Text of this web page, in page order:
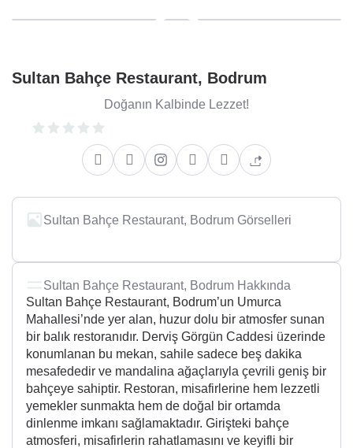
Sultan Bahçe Restaurant, Bodrum
Doğanın Kalbinde Lezzet!
Sultan Bahçe Restaurant, Bodrum Görselleri
Sultan Bahçe Restaurant, Bodrum Hakkında
Sultan Bahçe Restaurant, Bodrum’un Umurca
Mahallesi’nde yer alan, huzur dolu bir atmosfer sunan
bir balık restoranıdır. Derviş Görgün Caddesi üzerinde
konumlanan bu mekan, sahile sadece beş dakika
mesafededir ve mandalina ağaçlarıyla çevrili geniş bir
bahçeye sahiptir. Restoran, misafirlerine hem lezzetli
yemekler sunmakta hem de doğal bir ortamda
dinlenme imkanı sağlamaktadır. Girişteki bahçe
atmosferi, misafirlerin rahatlamasını ve keyifli bir